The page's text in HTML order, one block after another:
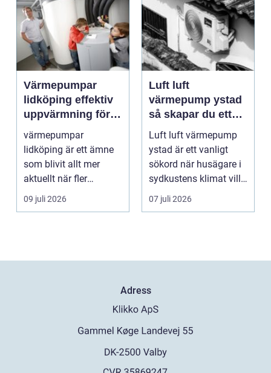
Värmepumpar
lidköping effektiv
uppvärmning för
hus och
fastigheter
värmepumpar
lidköping är ett ämne
som blivit allt mer
aktuellt när fler
fastighetsägare vill
kombine...
09 juli 2026
Luft luft
värmepump ystad
så skapar du ett
behagligt
inomhusklimat
Året om
Luft luft värmepump
ystad är ett vanligt
sökord när husägare i
sydkustens klimat vill
hitta ett smar...
07 juli 2026
Adress